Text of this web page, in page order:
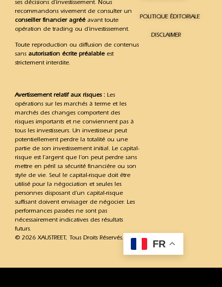
ses décisions d’investissement. Nous
recommandons vivement de consulter un
conseiller financier agrééavant toute
opération de trading ou d’investissement.
Toute reproduction ou diffusion de contenus
sans autorisation écrite préalableest
strictement interdite.
Avertissement relatif aux risques : Les
opérations sur les marchés à terme et les
marchés des changes comportent des
risques importants et ne conviennent pas à
tous les investisseurs. Un investisseur peut
potentiellement perdre la totalité ou une
partie de son investissement initial. Le capital-
risque est l’argent que l’on peut perdre sans
mettre en péril sa sécurité financière ou son
style de vie. Seul le capital-risque doit être
utilisé pour la négociation et seules les
personnes disposant d’un capital-risque
suffisant doivent envisager de négocier. Les
performances passées ne sont pas
nécessairement indicatives des résultats
futurs.
POLITIQUE ÉDITORIALE
DISCLAIMER
© 2026 XAUSTREET, Tous Droits Réservés.
FR